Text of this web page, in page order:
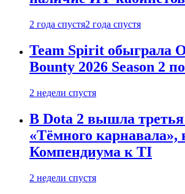
2 года спустя2 года спустя
Team Spirit обыграла
Bounty 2026 Season 2
2 недели спустя
В Dota 2 вышла третья
«Тёмного карнавала»,
Компендиума к TI
2 недели спустя